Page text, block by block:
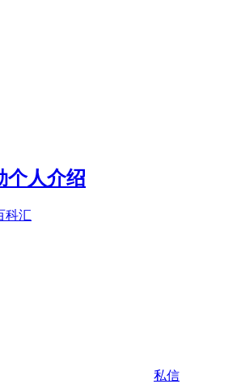
个人介绍
私信